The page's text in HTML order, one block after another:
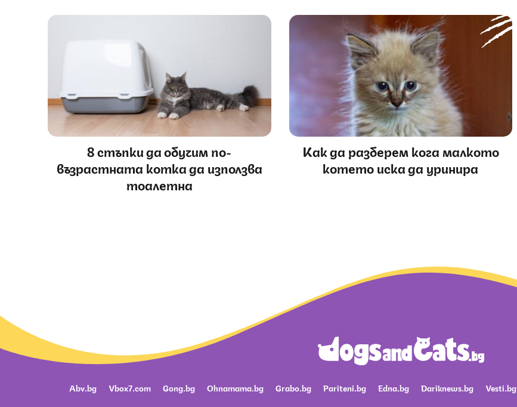
8 стъпки да обучим по-
възрастната котка да използва
тоалетна
Как да разберем кога малкото
котето иска да уринира
Abv.bg Vbox7.com Gong.bg Ohnamama.bg Grabo.bg Pariteni.bg Edna.bg Dariknews.bg Vesti.bg